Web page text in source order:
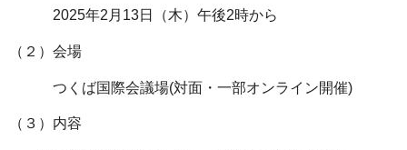
2025年2月13日（木）午後2時から
（２）会場
つくば国際会議場(対面・一部オンライン開催)
（３）内容